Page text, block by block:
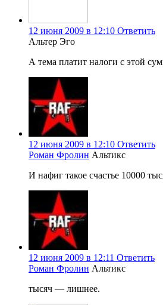
12 июня 2009 в 12:10 Ответить
Альтер Эго
А тема платит налоги с этой
12 июня 2009 в 12:10 Ответить
Роман Фролин Альтикс
И нафиг такое счастье 10000
12 июня 2009 в 12:11 Ответить
Роман Фролин Альтикс
тысяч — лишнее.